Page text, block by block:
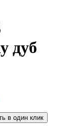
дуб